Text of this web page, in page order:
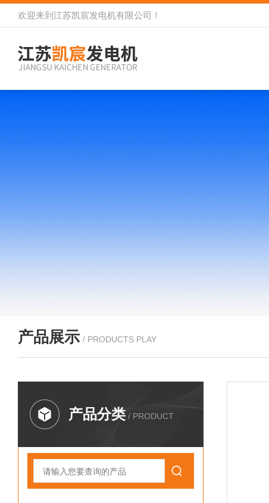
欢迎来到 江苏凯宸发电机有限公司 ！
产品展示 / PRODUCTS PLAY
产品分类 / PRODUCT